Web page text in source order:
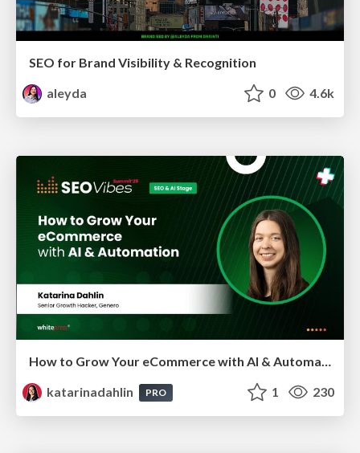
SEO for Brand Visibility & Recognition
aleyda
0 4.6k
How to Grow Your eCommerce with AI & Automation
katarinadahlin
PRO 1 230